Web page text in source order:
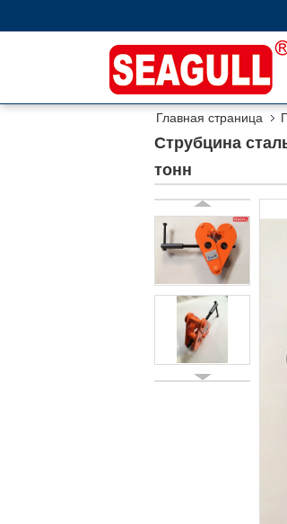
Главная страница
загрузка 2 тонн
Струбцина
тонн